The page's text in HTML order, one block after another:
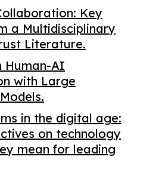
Key
a Multidisciplinary
Literature.
Human-AI
with Large
in the digital age:
on technology
mean for leading